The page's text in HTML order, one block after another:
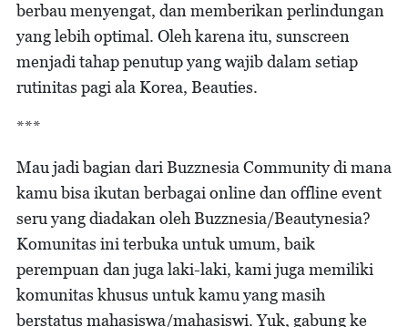
berbau menyengat, dan memberikan perlindungan
yang lebih optimal. Oleh karena itu, sunscreen
menjadi tahap penutup yang wajib dalam setiap
rutinitas pagi ala Korea, Beauties.
***
Mau jadi bagian dari Buzznesia Community di mana
kamu bisa ikutan berbagai online dan offline event
seru yang diadakan oleh Buzznesia/Beautynesia?
Komunitas ini terbuka untuk umum, baik
perempuan dan juga laki-laki, kami juga memiliki
komunitas khusus untuk kamu yang masih
berstatus mahasiswa/mahasiswi. Yuk, gabung ke